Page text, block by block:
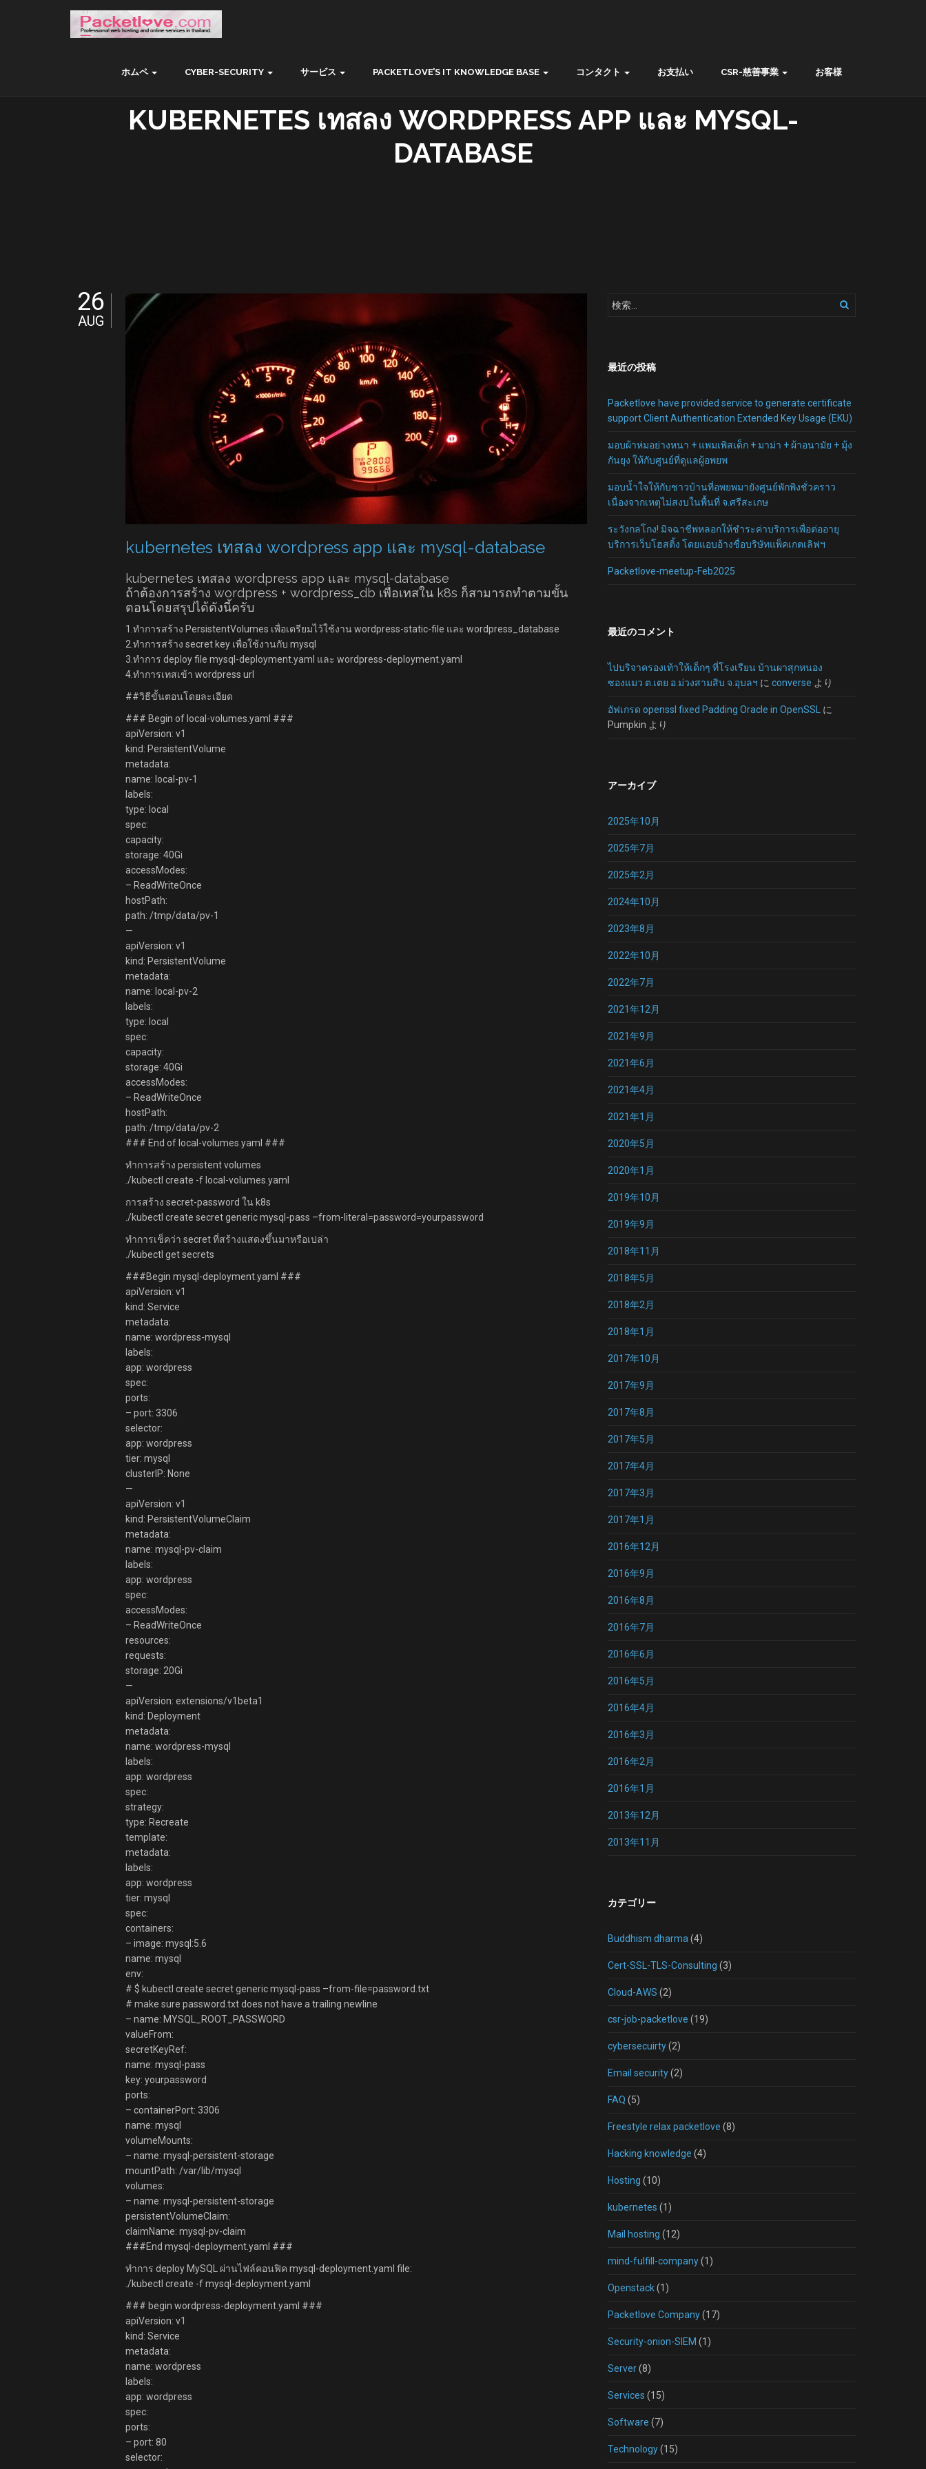
ホムペ CYBER-SECURITY サービス PACKETLOVE’S IT KNOWLEDGE BASE コンタクト お支払い CSR-慈善事業 お客様
KUBERNETES เทสลง WORDPRESS APP และ MYSQL-
DATABASE
kubernetes เทสลง wordpress app และ mysql-database
26
AUG
kubernetes เทสลง wordpress app และ mysql-database
ถ้าต้องการสร้าง wordpress + wordpress_db เพื่อเทสใน k8s ก็สามารถทำตามขั้น
ตอนโดยสรุปได้ดังนี้ครับ
1.ทำการสร้าง PersistentVolumes เพื่อเตรียมไว้ใช้งาน wordpress-static-file และ wordpress_database
2.ทำการสร้าง secret key เพื่อใช้งานกับ mysql
3.ทำการ deploy file mysql-deployment.yaml และ wordpress-deployment.yaml
4.ทำการเทสเข้า wordpress url
##วิธีขั้นตอนโดยละเอียด
### Begin of local-volumes.yaml ###
apiVersion: v1
kind: PersistentVolume
metadata:
name: local-pv-1
labels:
type: local
spec:
capacity:
storage: 40Gi
accessModes:
– ReadWriteOnce
hostPath:
path: /tmp/data/pv-1
—
apiVersion: v1
kind: PersistentVolume
metadata:
name: local-pv-2
labels:
type: local
spec:
capacity:
storage: 40Gi
accessModes:
– ReadWriteOnce
hostPath:
path: /tmp/data/pv-2
### End of local-volumes.yaml ###
ทำการสร้าง persistent volumes
./kubectl create -f local-volumes.yaml
การสร้าง secret-password ใน k8s
./kubectl create secret generic mysql-pass –from-literal=password=yourpassword
ทำการเช็คว่า secret ที่สร้างแสดงขึ้นมาหรือเปล่า
./kubectl get secrets
###Begin mysql-deployment.yaml ###
apiVersion: v1
kind: Service
metadata:
name: wordpress-mysql
labels:
app: wordpress
spec:
ports:
– port: 3306
selector:
app: wordpress
tier: mysql
clusterIP: None
—
apiVersion: v1
kind: PersistentVolumeClaim
metadata:
name: mysql-pv-claim
labels:
app: wordpress
spec:
accessModes:
– ReadWriteOnce
resources:
requests:
storage: 20Gi
—
apiVersion: extensions/v1beta1
kind: Deployment
metadata:
name: wordpress-mysql
labels:
app: wordpress
spec:
strategy:
type: Recreate
template:
metadata:
labels:
app: wordpress
tier: mysql
spec:
containers:
– image: mysql:5.6
name: mysql
env:
# $ kubectl create secret generic mysql-pass –from-file=password.txt
# make sure password.txt does not have a trailing newline
– name: MYSQL_ROOT_PASSWORD
valueFrom:
secretKeyRef:
name: mysql-pass
key: yourpassword
ports:
– containerPort: 3306
name: mysql
volumeMounts:
– name: mysql-persistent-storage
mountPath: /var/lib/mysql
volumes:
– name: mysql-persistent-storage
persistentVolumeClaim:
claimName: mysql-pv-claim
###End mysql-deployment.yaml ###
ทำการ deploy MySQL ผ่านไฟล์คอนฟิค mysql-deployment.yaml file:
./kubectl create -f mysql-deployment.yaml
### begin wordpress-deployment.yaml ###
apiVersion: v1
kind: Service
metadata:
name: wordpress
labels:
app: wordpress
spec:
ports:
– port: 80
selector:
最近の投稿
Packetlove have provided service to generate certificate
support Client Authentication Extended Key Usage (EKU)
มอบผ้าห่มอย่างหนา + แพมเพิสเด็ก + มาม่า + ผ้าอนามัย + มุ้ง
กันยุง ให้กับศูนย์ที่ดูแลผู้อพยพ
มอบน้ำใจให้กับชาวบ้านที่อพยพมายังศูนย์พักพิงชั่วคราว
เนื่องจากเหตุไม่สงบในพื้นที่ จ.ศรีสะเกษ
ระวังกลโกง! มิจฉาชีพหลอกให้ชำระค่าบริการเพื่อต่ออายุ
บริการเว็บโฮสติ้ง โดยแอบอ้างชื่อบริษัทแพ็คเกตเลิฟฯ
Packetlove-meetup-Feb2025
最近のコメント
ไปบริจาครองเท้าให้เด็กๆ ที่โรงเรียน บ้านผาสุกหนอง
ซองแมว ต.เตย อ.ม่วงสามสิบ จ.อุบลฯ に converse より
อัฟเกรด openssl fixed Padding Oracle in OpenSSL
に
Pumpkin より
アーカイブ
2025年10月
2025年7月
2025年2月
2024年10月
2023年8月
2022年10月
2022年7月
2021年12月
2021年9月
2021年6月
2021年4月
2021年1月
2020年5月
2020年1月
2019年10月
2019年9月
2018年11月
2018年5月
2018年2月
2018年1月
2017年10月
2017年9月
2017年8月
2017年5月
2017年4月
2017年3月
2017年1月
2016年12月
2016年9月
2016年8月
2016年7月
2016年6月
2016年5月
2016年4月
2016年3月
2016年2月
2016年1月
2013年12月
2013年11月
カテゴリー
Buddhism dharma (4)
Cert-SSL-TLS-Consulting (3)
Cloud-AWS (2)
csr-job-packetlove (19)
cybersecuirty(2)
Email security(2)
FAQ (5)
Freestyle relax packetlove (8)
Hacking knowledge (4)
Hosting (10)
kubernetes (1)
Mail hosting (12)
mind-fulfill-company(1)
Openstack(1)
Packetlove Company(17)
Security-onion-SIEM (1)
Server(8)
Services (15)
Software (7)
Technology(15)